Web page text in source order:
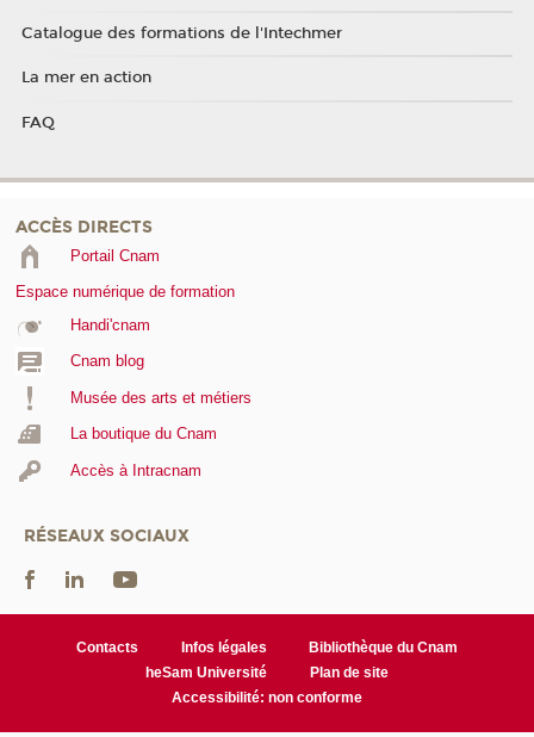
Catalogue des formations de l'Intechmer
La mer en action
FAQ
ACCÈS DIRECTS
Portail Cnam
Espace numérique de formation
Handi'cnam
Cnam blog
Musée des arts et métiers
La boutique du Cnam
Accès à Intracnam
RÉSEAUX SOCIAUX
Contacts Infos légales
Bibliothèque du Cnam
heSam Université
Plan de site
Accessibilité: non conforme